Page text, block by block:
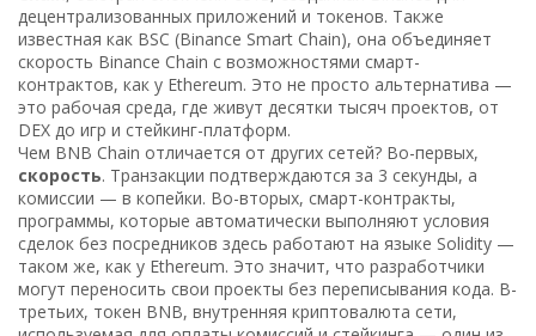
децентрализованных приложений и токенов. Также
известная как BSC (Binance Smart Chain), она объединяет
скорость Binance Chain с возможностями смарт-
контрактов, как у Ethereum. Это не просто альтернатива —
это рабочая среда, где живут десятки тысяч проектов, от
DEX до игр и стейкинг-платформ.
Чем BNB Chain отличается от других сетей? Во-первых,
скорость. Транзакции подтверждаются за 3 секунды, а
комиссии — в копейки. Во-вторых, смарт-контракты,
программы, которые автоматически выполняют условия
сделок без посредников здесь работают на языке Solidity —
таком же, как у Ethereum. Это значит, что разработчики
могут переносить свои проекты без переписывания кода. В-
третьих, токен BNB,внутренняя криптовалюта сети,